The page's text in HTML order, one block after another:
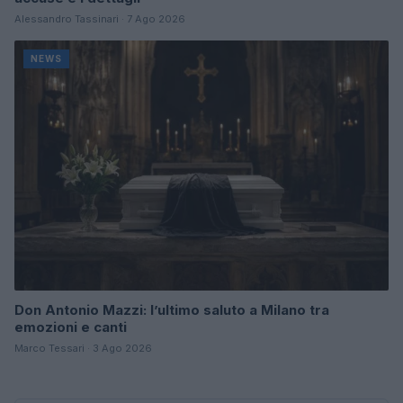
Alessandro Tassinari · 7 Ago 2026
NEWS
Don Antonio Mazzi: l’ultimo saluto a Milano tra
emozioni e canti
Marco Tessari · 3 Ago 2026